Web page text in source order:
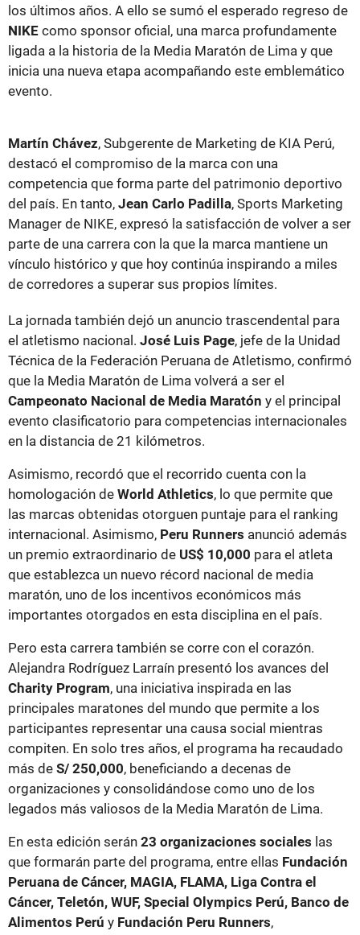
los últimos años. A ello se sumó el esperado regreso de
NIKE como sponsor oficial, una marca profundamente
ligada a la historia de la Media Maratón de Lima y que
inicia una nueva etapa acompañando este emblemático
evento.
Martín Chávez, Subgerente de Marketing de KIA Perú,
destacó el compromiso de la marca con una
competencia que forma parte del patrimonio deportivo
del país. En tanto, Jean Carlo Padilla, Sports Marketing
Manager de NIKE, expresó la satisfacción de volver a ser
parte de una carrera con la que la marca mantiene un
vínculo histórico y que hoy continúa inspirando a miles
de corredores a superar sus propios límites.
La jornada también dejó un anuncio trascendental para
el atletismo nacional. José Luis Page, jefe de la Unidad
Técnica de la Federación Peruana de Atletismo, confirmó
que la Media Maratón de Lima volverá a ser el
Campeonato Nacional de Media Maratón y el principal
evento clasificatorio para competencias internacionales
en la distancia de 21 kilómetros.
Asimismo, recordó que el recorrido cuenta con la
homologación de World Athletics, lo que permite que
las marcas obtenidas otorguen puntaje para el ranking
internacional. Asimismo, Peru Runners anunció además
un premio extraordinario de US$ 10,000 para el atleta
que establezca un nuevo récord nacional de media
maratón, uno de los incentivos económicos más
importantes otorgados en esta disciplina en el país.
Pero esta carrera también se corre con el corazón.
Alejandra Rodríguez Larraín presentó los avances del
Charity Program, una iniciativa inspirada en las
principales maratones del mundo que permite a los
participantes representar una causa social mientras
compiten. En solo tres años, el programa ha recaudado
más de S/ 250,000, beneficiando a decenas de
organizaciones y consolidándose como uno de los
legados más valiosos de la Media Maratón de Lima.
En esta edición serán 23 organizaciones sociales las
que formarán parte del programa, entre ellas Fundación
Peruana de Cáncer, MAGIA, FLAMA, Liga Contra el
Cáncer, Teletón, WUF, Special Olympics Perú, Banco de
Alimentos Perú y Fundación Peru Runners,